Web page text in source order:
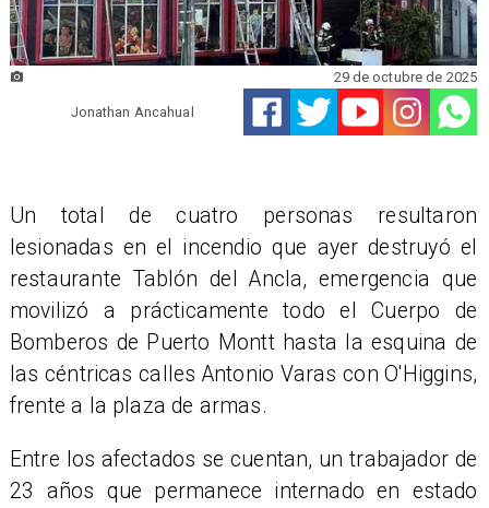
Jonathan Ancahual
29 de octubre de 2025
Un total de cuatro personas resultaron
lesionadas en el incendio que ayer destruyó el
restaurante Tablón del Ancla, emergencia que
movilizó a prácticamente todo el Cuerpo de
Bomberos de Puerto Montt hasta la esquina de
las céntricas calles Antonio Varas con O'Higgins,
frente a la plaza de armas.
​Entre los afectados se cuentan, un trabajador de
23 años que permanece internado en estado